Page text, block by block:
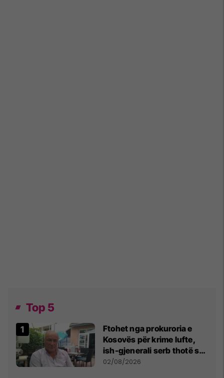
Top 5
Ftohet nga prokuroria e
Kosovës për krime lufte,
ish-gjenerali serb thotë se
dikush e tradhtoi në
02/08/2026